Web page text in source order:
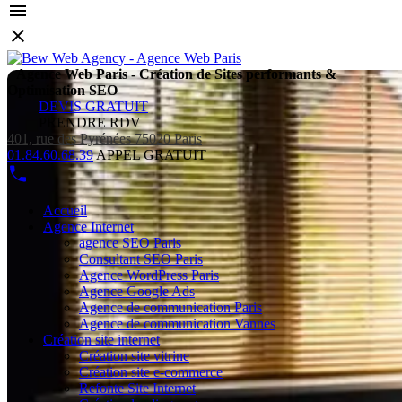
Agence Web Paris - Création de Sites performants &
Optimisation SEO
DEVIS GRATUIT
PRENDRE RDV
401, rue des Pyrénées 75020 Paris
01.84.60.68.39APPEL GRATUIT
Accueil
Agence Internet
agence SEO Paris
Consultant SEO Paris
Agence WordPress Paris
Agence Google Ads
Agence de communication Paris
Agence de communication Vannes
Création site internet
Création site vitrine
Création site e-commerce
Refonte Site Internet